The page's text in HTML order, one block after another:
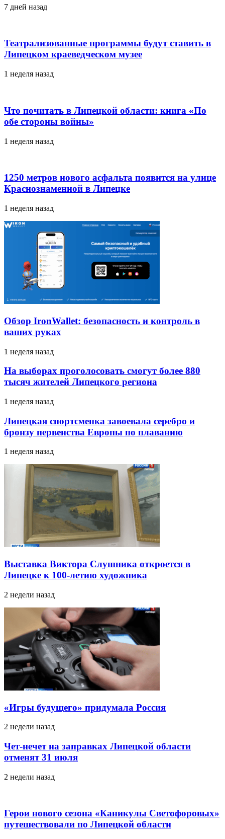
7 дней назад
Театрализованные программы будут ставить в
Липецком краеведческом музее
1 неделя назад
Что почитать в Липецкой области: книга «По
обе стороны войны»
1 неделя назад
1250 метров нового асфальта появится на улице
Краснознаменной в Липецке
1 неделя назад
Обзор IronWallet: безопасность и контроль в
ваших руках
1 неделя назад
На выборах проголосовать смогут более 880
тысяч жителей Липецкого региона
1 неделя назад
Липецкая спортсменка завоевала серебро и
бронзу первенства Европы по плаванию
1 неделя назад
Выставка Виктора Слушника откроется в
Липецке к 100-летию художника
2 недели назад
«Игры будущего» придумала Россия
2 недели назад
Чет-нечет на заправках Липецкой области
отменят 31 июля
2 недели назад
Герои нового сезона «Каникулы Светофоровых»
путешествовали по Липецкой области